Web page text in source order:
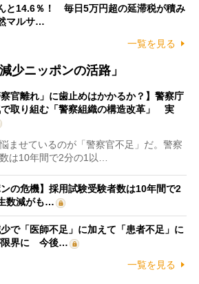
と14.6％！ 毎日5万円超の延滞税が積み
マルサ…
一覧を見る
少ニッポンの活路」
察官離れ」に歯止めはかかるか？】警察庁
取り組む「警察組織の構造改革」 実
ませているのが「警察官不足」だ。警察
は10年間で2分の1以…
ンの危機】採用試験受験者数は10年間で2
数減がも…
少で「医師不足」に加えて「患者不足」に
限界に 今後…
一覧を見る